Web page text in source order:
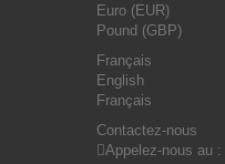
Euro (EUR)
Pound (GBP)
Français
English
Français
Contactez-nous
Appelez-nous au :